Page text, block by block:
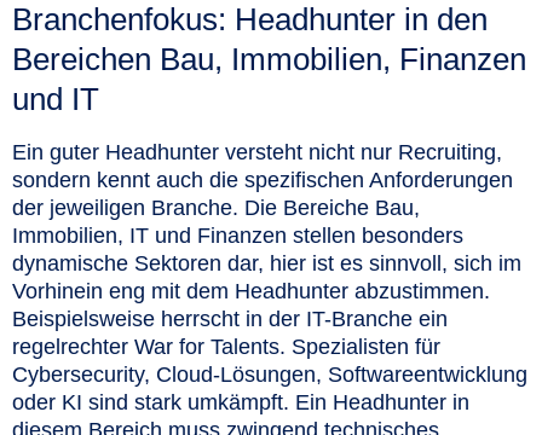
Branchenfokus: Headhunter in den
Bereichen Bau, Immobilien, Finanzen
und IT
Ein guter Headhunter versteht nicht nur Recruiting,
sondern kennt auch die spezifischen Anforderungen
der jeweiligen Branche. Die Bereiche Bau,
Immobilien, IT und Finanzen stellen besonders
dynamische Sektoren dar, hier ist es sinnvoll, sich im
Vorhinein eng mit dem Headhunter abzustimmen.
Beispielsweise herrscht in der IT-Branche ein
regelrechter War for Talents. Spezialisten für
Cybersecurity, Cloud-Lösungen, Softwareentwicklung
oder KI sind stark umkämpft. Ein Headhunter in